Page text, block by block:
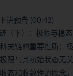
讲预告 (00:42)
（下）：极限与稳
夫链的重要性质：
限与其初始状态无
态和收敛性的概念